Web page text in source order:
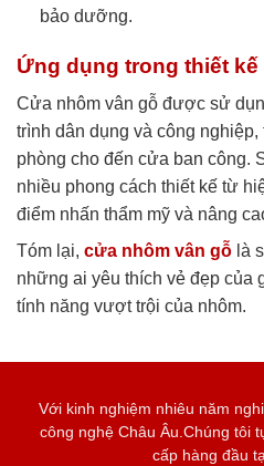
bảo dưỡng.
Ứng dụng trong thiết kế
Cửa nhôm vân gỗ được sử
trình dân dụng và công
phòng cho đến cửa ban công.
nhiều phong cách thiết kế từ
điểm nhấn thẩm mỹ và nâng
Tóm lại, cửa nhôm vân gỗ là
những ai yêu thích vẻ đẹp của
tính năng vượt trội của nhôm.
Với kinh nghiệm nhiêu năm
công nghệ Châu Âu.Chúng tôi
cấp hàng đầu